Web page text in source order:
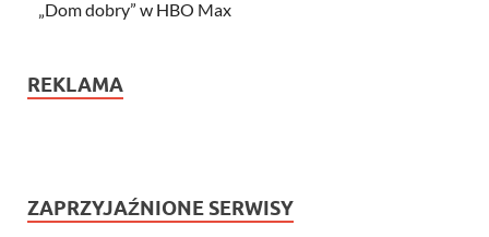
„Dom dobry” w HBO Max
REKLAMA
ZAPRZYJAŹNIONE SERWISY